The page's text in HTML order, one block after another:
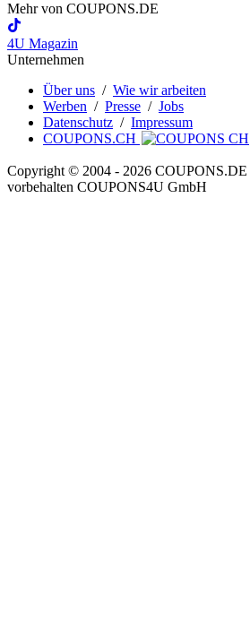
Mehr von COUPONS.DE
4U Magazin
Unternehmen
Über uns / Wie wir arbeiten
Werben / Presse / Jobs
Datenschutz / Impressum
COUPONS.CH
Copyright © 2004 ‐ 2026 COUPONS.DE
vorbehalten COUPONS4U GmbH